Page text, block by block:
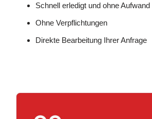
Schnell erledigt und ohne Aufwand
Ohne Verpflichtungen
Direkte Bearbeitung Ihrer Anfrage